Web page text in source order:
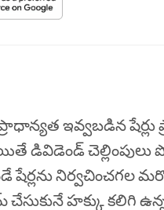
ఇవ్వబడిన
డివిడెండ్
నిర్వచించగల
హక్కు కలిగి